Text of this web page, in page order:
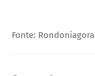
Fonte: Rondoniagora